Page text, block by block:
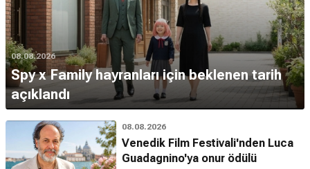
08.08.2026
Spy x Family hayranları için beklenen tarih
açıklandı
08.08.2026
Venedik Film Festivali'nden Luca
Guadagnino'ya onur ödülü